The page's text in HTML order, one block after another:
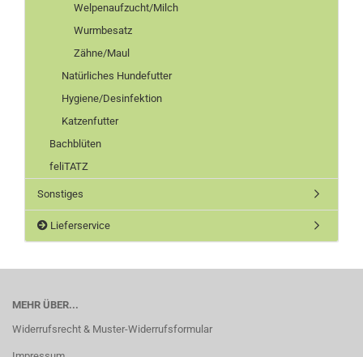
Welpenaufzucht/Milch
Wurmbesatz
Zähne/Maul
Natürliches Hundefutter
Hygiene/Desinfektion
Katzenfutter
Bachblüten
feliTATZ
Sonstiges
Lieferservice
MEHR ÜBER...
Widerrufsrecht & Muster-Widerrufsformular